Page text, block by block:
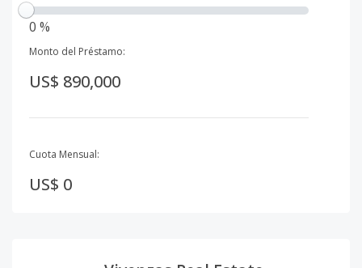
0 %
Monto del Préstamo:
US$ 890,000
Cuota Mensual:
US$ 0